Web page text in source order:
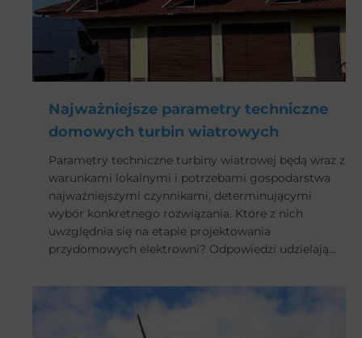
Najważniejsze parametry techniczne
domowych turbin wiatrowych
Parametry techniczne turbiny wiatrowej będą wraz z
warunkami lokalnymi i potrzebami gospodarstwa
najważniejszymi czynnikami, determinującymi
wybór konkretnego rozwiązania. Które z nich
uwzględnia się na etapie projektowania
przydomowych elektrowni? Odpowiedzi udzielają